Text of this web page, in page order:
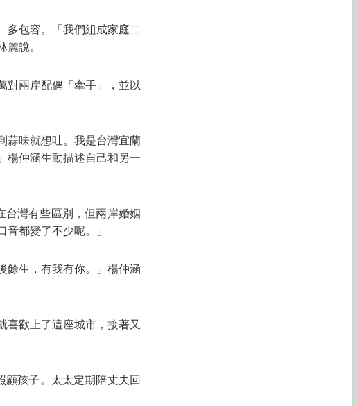
多包容。「我們組成家庭二
麗說。
對兩岸配偶「牽手」，並以
蒜味就想吐。我是台灣宜蘭
楊仲涵生動描述自己和另一
台灣有些區別，但兩岸婚姻
都變了不少呢。」
餘生，有我有你。」楊仲涵
喜歡上了這座城市，接著又
顧孩子。太太定期陪丈夫回